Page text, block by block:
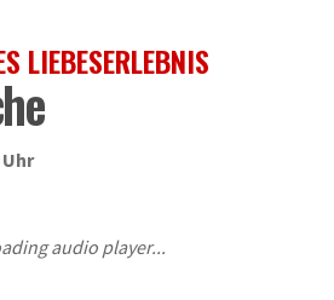
LIEBESERLEBNIS
Uhr
audio player...